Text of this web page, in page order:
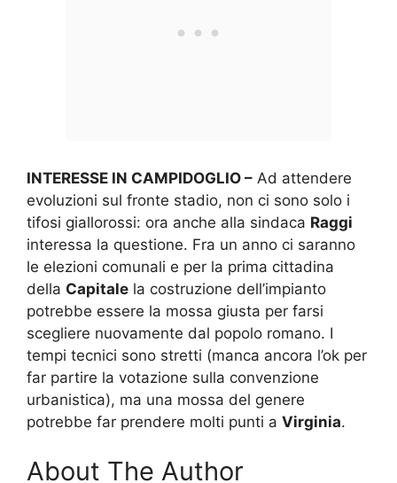
INTERESSE IN CAMPIDOGLIO – Ad attendere
evoluzioni sul fronte stadio, non ci sono solo i
tifosi giallorossi: ora anche alla sindaca Raggi
interessa la questione. Fra un anno ci saranno
le elezioni comunali e per la prima cittadina
della Capitale la costruzione dell’impianto
potrebbe essere la mossa giusta per farsi
scegliere nuovamente dal popolo romano. I
tempi tecnici sono stretti (manca ancora l’ok per
far partire la votazione sulla convenzione
urbanistica), ma una mossa del genere
potrebbe far prendere molti punti a Virginia.
About The Author